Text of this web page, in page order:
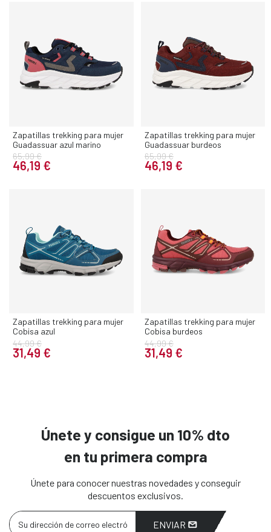
Zapatillas trekking para mujer
Guadassuar azul marino
65,99 €
46,19 €
Zapatillas trekking para mujer
Guadassuar burdeos
65,99 €
46,19 €
Zapatillas trekking para mujer
Cobisa azul
44,99 €
31,49 €
Zapatillas trekking para mujer
Cobisa burdeos
44,99 €
31,49 €
Únete y consigue un 10% dto
en tu primera compra
Únete para conocer nuestras novedades y conseguir
descuentos exclusivos.
ENVIAR